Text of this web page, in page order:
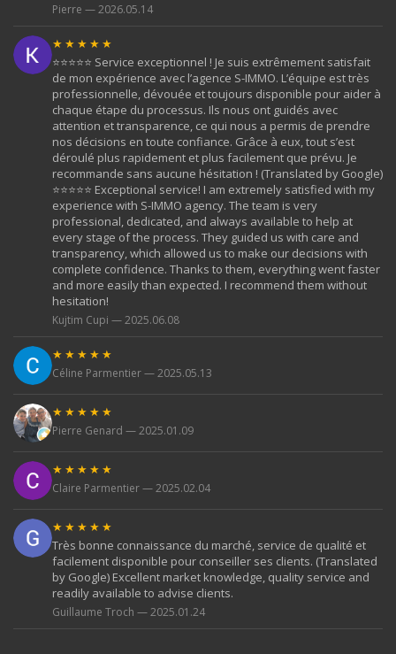
Pierre — 2026.05.14
★★★★★
⭐️⭐️⭐️⭐️⭐️ Service exceptionnel ! Je suis extrêmement satisfait
de mon expérience avec l’agence S-IMMO. L’équipe est très
professionnelle, dévouée et toujours disponible pour aider à
chaque étape du processus. Ils nous ont guidés avec
attention et transparence, ce qui nous a permis de prendre
nos décisions en toute confiance. Grâce à eux, tout s’est
déroulé plus rapidement et plus facilement que prévu. Je
recommande sans aucune hésitation ! (Translated by Google)
⭐️⭐️⭐️⭐️⭐️ Exceptional service! I am extremely satisfied with my
experience with S-IMMO agency. The team is very
professional, dedicated, and always available to help at
every stage of the process. They guided us with care and
transparency, which allowed us to make our decisions with
complete confidence. Thanks to them, everything went faster
and more easily than expected. I recommend them without
hesitation!
Kujtim Cupi — 2025.06.08
★★★★★
Céline Parmentier — 2025.05.13
★★★★★
Pierre Genard — 2025.01.09
★★★★★
Claire Parmentier — 2025.02.04
★★★★★
Très bonne connaissance du marché, service de qualité et
facilement disponible pour conseiller ses clients. (Translated
by Google) Excellent market knowledge, quality service and
readily available to advise clients.
Guillaume Troch — 2025.01.24